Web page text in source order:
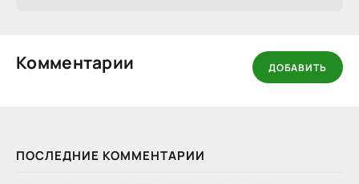
ПОСЛЕДНИЕ КОММЕНТАРИИ
Комментарии ДОБАВИТЬ